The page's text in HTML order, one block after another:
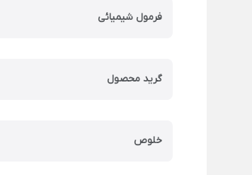
فرمول شیمیائی
گرید محصول
خلوص